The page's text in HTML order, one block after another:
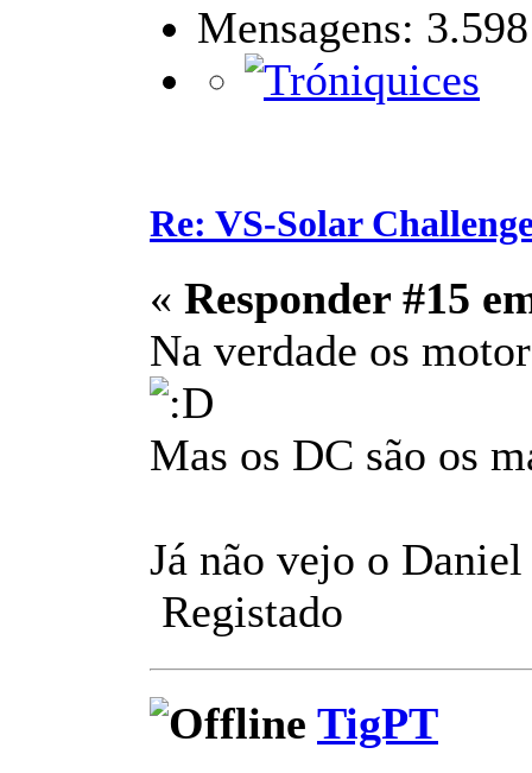
Mensagens: 3.598
Re: VS-Solar
« Responder #15
Na verdade os
Mas os DC são os
Já não vejo o
Registado
TigPT